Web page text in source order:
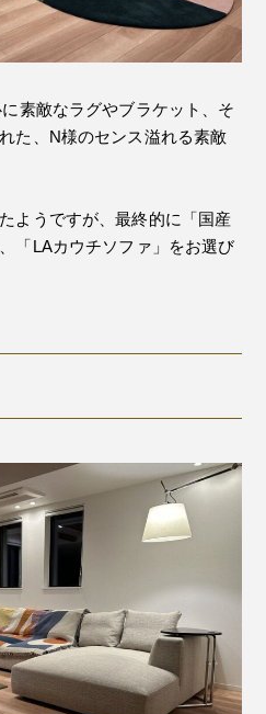
素敵なラグやブラケット、そ
た、N様のセンス溢れる素敵
ようですが、最終的に「国産
「LAカウチソファ」をお選び